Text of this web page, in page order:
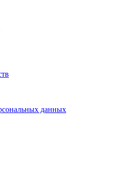
данных